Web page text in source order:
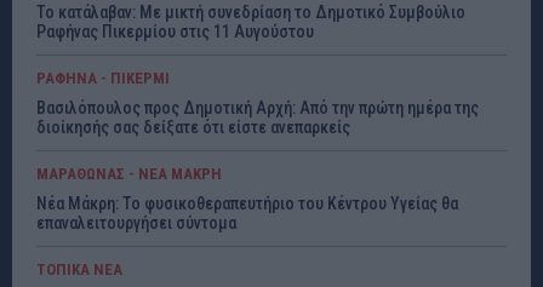
Το κατάλαβαν: Με μικτή συνεδρίαση το Δημοτικό Συμβούλιο
Ραφήνας Πικερμίου στις 11 Αυγούστου
ΡΑΦΗΝΑ - ΠΙΚΕΡΜΙ
Βασιλόπουλος προς Δημοτική Αρχή: Από την πρώτη ημέρα της
διοίκησής σας δείξατε ότι είστε ανεπαρκείς
ΜΑΡΑΘΩΝΑΣ - ΝΕΑ ΜΑΚΡΗ
Νέα Μάκρη: Το φυσικοθεραπευτήριο του Κέντρου Υγείας θα
επαναλειτουργήσει σύντομα
ΤΟΠΙΚΑ ΝΕΑ